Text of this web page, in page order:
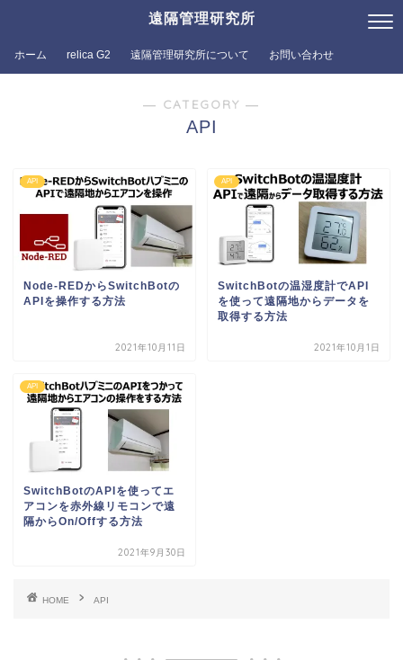
遠隔管理研究所
ホーム relica G2 遠隔管理研究所について お問い合わせ
― CATEGORY ―
API
API
Node-REDからSwitchBotの
APIを操作する方法
2021年10月11日
API
SwitchBotの温湿度計でAPI
を使って遠隔地からデータを
取得する方法
2021年10月1日
API
SwitchBotのAPIを使ってエ
アコンを赤外線リモコンで遠
隔からOn/Offする方法
2021年9月30日
HOME API